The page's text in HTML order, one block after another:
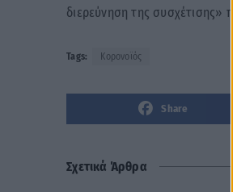
διερεύνηση της συσχέτισης»
Tags: Κορονοϊός
Share
Σχετικά Άρθρα